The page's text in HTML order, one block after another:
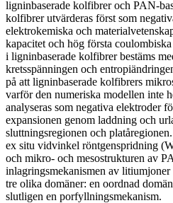
ligninbaserade kolfibrer och PAN-
kolfibrer utvärderas först som
elektrokemiska och
kapacitet och hög första
i ligninbaserade kolfibrer bestäms
kretsspänningen och
på att ligninbaserade kolfibrers
varför den numeriska modellen inte
analyseras som negativa elektroder
expansionen genom laddning och
sluttningsregionen och
ex situ vidvinkel röntgenspridning
och mikro- och mesostrukturen av
inlagringsmekanismen av
tre olika domäner: en oordnad
slutligen en porfyllningsmekanism.